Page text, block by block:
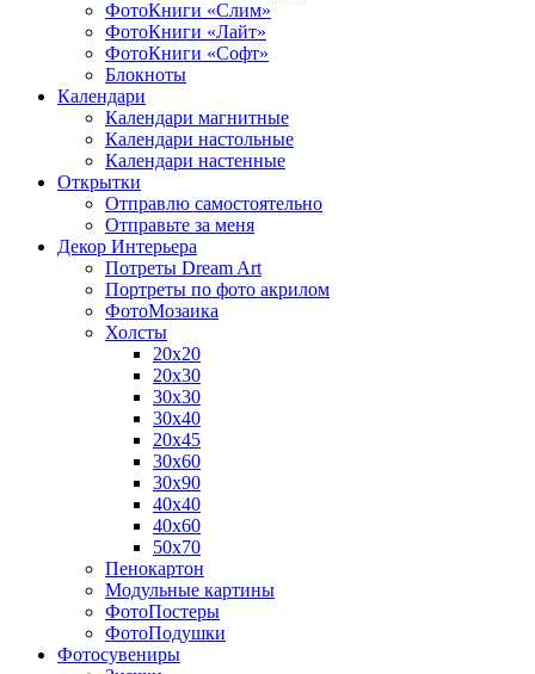
ФотоКниги «Слим»
ФотоКниги «Лайт»
ФотоКниги «Софт»
Блокноты
Календари
Календари магнитные
Календари настольные
Календари настенные
Открытки
Отправлю самостоятельно
Отправьте за меня
Декор Интерьера
Потреты Dream Art
Портреты по фото акрилом
ФотоМозаика
Холсты
20х20
20х30
30х30
30х40
20х45
30х60
30х90
40х40
40х60
50х70
Пенокартон
Модульные картины
ФотоПостеры
ФотоПодушки
Фотоcувениры